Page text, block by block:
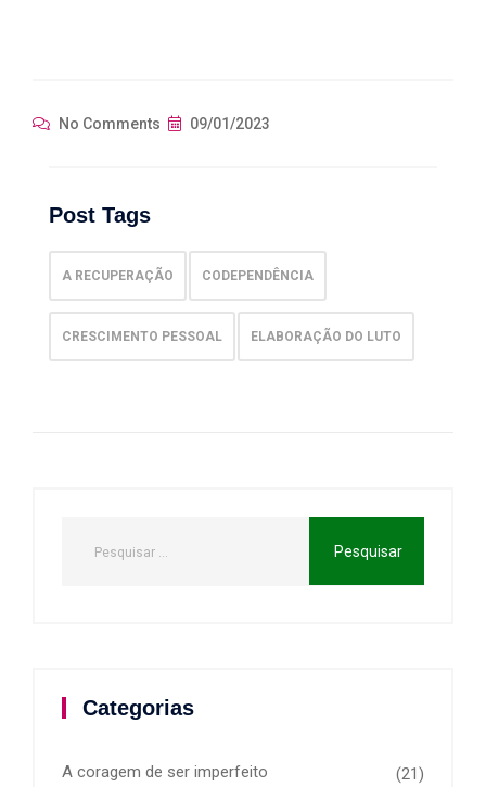
No Comments 09/01/2023
Post Tags
A RECUPERAÇÃO CODEPENDÊNCIA
CRESCIMENTO PESSOAL ELABORAÇÃO DO LUTO
Categorias
A coragem de ser imperfeito (21)